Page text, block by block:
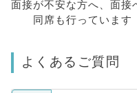
面接が不安な方へ、 面接
同席も行っています
よくあるご質問